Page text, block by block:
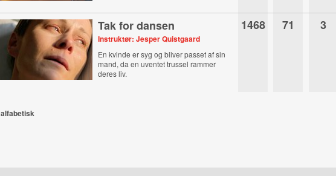
Tak for dansen
Instruktør: Jesper Quistgaard
En kvinde er syg og bliver passet af sin
mand, da en uventet trussel rammer
deres liv.
1468 71 3
alfabetisk